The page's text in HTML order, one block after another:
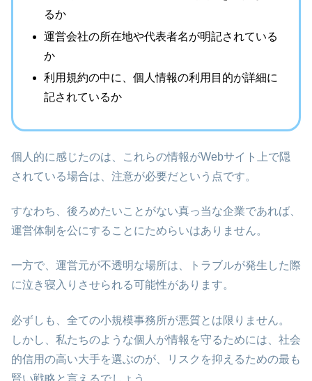
るか
運営会社の所在地や代表者名が明記されている
か
利用規約の中に、個人情報の利用目的が詳細に
記されているか
個人的に感じたのは、これらの情報がWebサイト上で隠
されている場合は、注意が必要だという点です。
すなわち、後ろめたいことがない真っ当な企業であれば、
運営体制を公にすることにためらいはありません。
一方で、運営元が不透明な場所は、トラブルが発生した際
に泣き寝入りさせられる可能性があります。
必ずしも、全ての小規模事務所が悪質とは限りません。
しかし、私たちのような個人が情報を守るためには、社会
的信用の高い大手を選ぶのが、リスクを抑えるための最も
賢い戦略と言えるでしょう。